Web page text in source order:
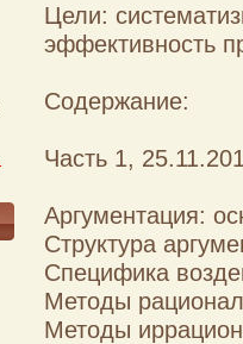
Цели:
эффективность
Содержание:
Часть 1,
Аргументация:
Структура
Специфика
Методы
Методы